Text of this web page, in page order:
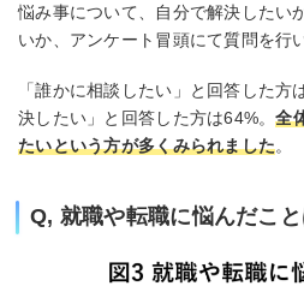
悩み事について、自分で解決したい
いか、アンケート冒頭にて質問を行
「誰かに相談したい」と回答した
決したい」と回答した方は64%。全
たいという方が多くみられました。
Q, 就職や転職に悩んだこ